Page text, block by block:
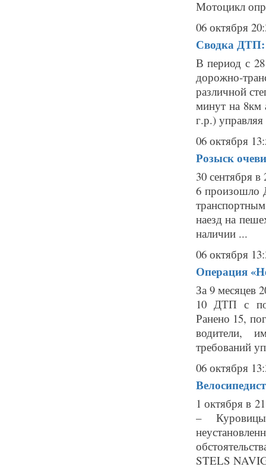
Мотоцикл
06 октября
Сводка ДТП:
В период с
дорожно-
различной
минут на 8км
г.р.)
06 октября
Розыск
30 сентября
6 произошло
наезд на
наличии ...
06 октября
Операция
За 9 месяцев
10 ДТП с
Ранено 15,
водители,
требований
06 октября
1 октября в
–
STELS